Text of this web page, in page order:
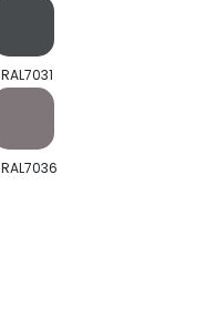
RAL7031
RAL7036